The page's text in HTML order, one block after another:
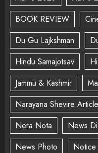
BOOK REVIEW
Du Gu Lajkshman
Hindu Samajotsav
Jammu & Kashmir
Narayana Shevire
Nera Nota
News
News Photo
Notice